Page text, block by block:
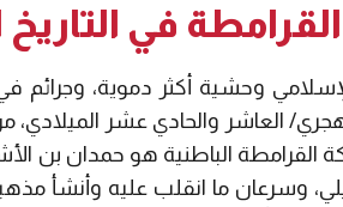
في
وحشية أكثر دموية، وجرائم
العاشر والحادي عشر الميلادي،
الباطنية هو حمدان بن